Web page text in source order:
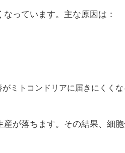
っています。主な原因は：
ミトコンドリアに届きにくくな
が落ちます。その結果、細